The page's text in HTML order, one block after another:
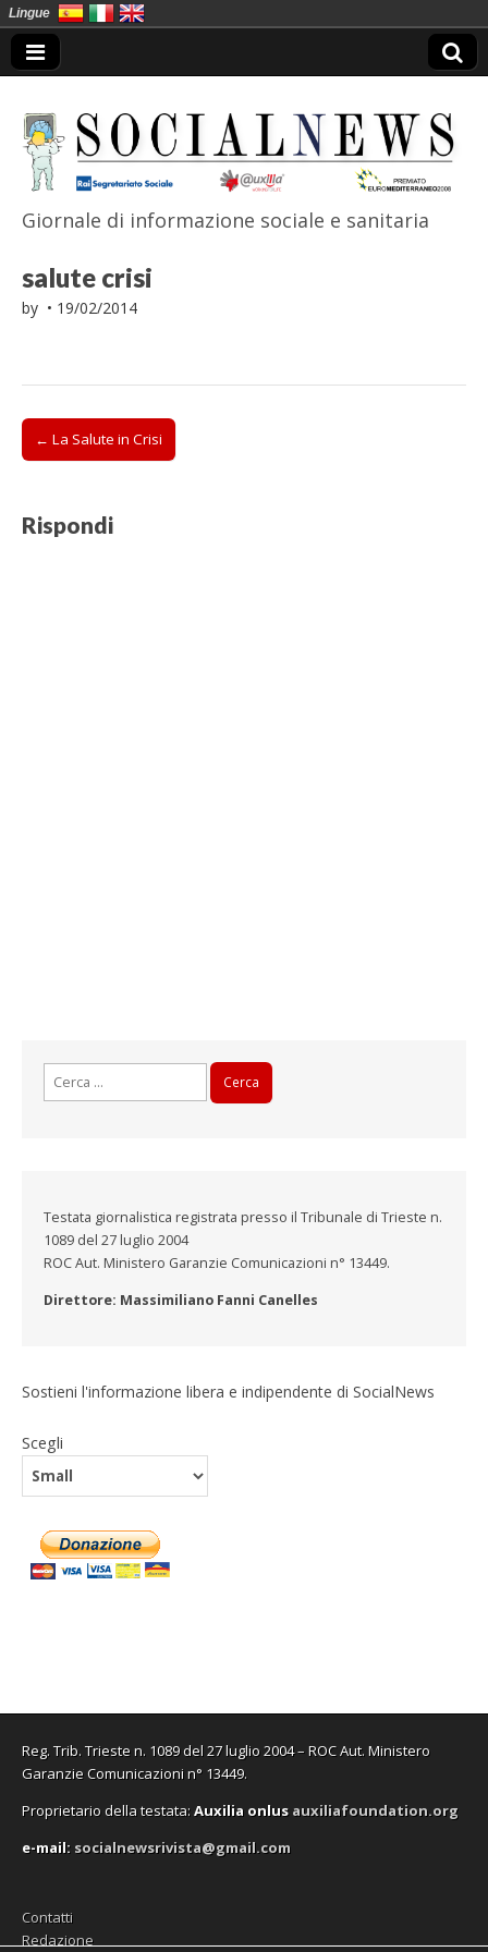
SocialNews
Giornale di informazione sociale e sanitaria
salute crisi
by • 19/02/2014
Post
navigation
← La Salute in Crisi
Rispondi
Testata giornalistica registrata presso il Tribunale di Trieste n.
1089 del 27 luglio 2004
ROC Aut. Ministero Garanzie Comunicazioni n° 13449.
Direttore: Massimiliano Fanni Canelles
Sostieni l'informazione libera e indipendente di SocialNews
Scegli
Reg. Trib. Trieste n. 1089 del 27 luglio 2004 – ROC Aut. Ministero
Garanzie Comunicazioni n° 13449.
Proprietario della testata:Auxilia onlus auxiliafoundation.org
e-mail: socialnewsrivista@gmail.com
Contatti
Redazione
Lingue